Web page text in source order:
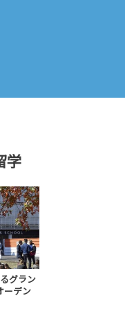
学
グラン
ーデン